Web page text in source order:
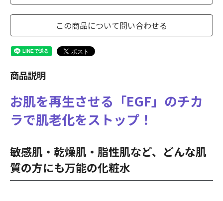
この商品について問い合わせる
商品説明
お肌を再生させる「EGF」のチカ
ラで肌老化をストップ！
敏感肌・乾燥肌・脂性肌など、どんな肌
質の方にも万能の化粧水